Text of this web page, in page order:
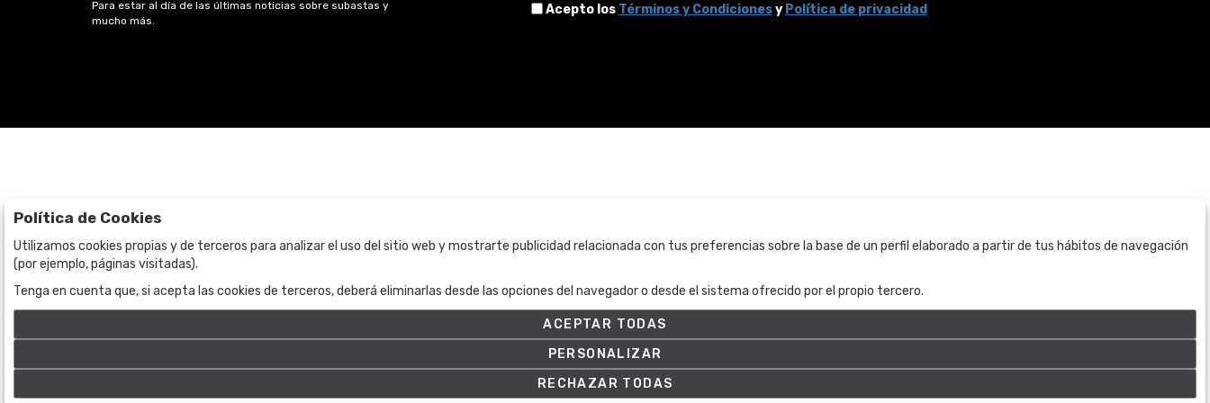
Para estar al día de las últimas noticias sobre subastas y
mucho más.
Acepto los Términos y Condicionesy Política de privacidad
Subastas
Subasta en curso
Subastas anteriores
La empresa
Contacto
Términos y condiciones
Política de Privacidad
Política de cookies
Ajuste de Cookies
CALLE 70 # 10a - 59 BOGOTÁ, CO
(+57) 301 271 1444
info@bogotaauctions.com
Política de Cookies
Utilizamos cookies propias y de terceros para analizar el uso del sitio web y mostrarte publicidad relacionada con tus preferencias sobre la base de un perfil elaborado a partir de tus hábitos de navegación
(por ejemplo, páginas visitadas).
Tenga en cuenta que, si acepta las cookies de terceros, deberá eliminarlas desde las opciones del navegador o desde el sistema ofrecido por el propio tercero.
ACEPTAR TODAS
PERSONALIZAR
RECHAZAR TODAS